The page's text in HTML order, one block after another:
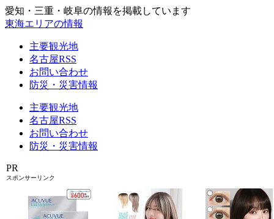
愛知・三重・岐阜の情報を掲載しています
東海エリアの情報
主要観光地
名古屋RSS
お問い合わせ
防災・災害情報
主要観光地
名古屋RSS
お問い合わせ
防災・災害情報
PR
スポンサーリンク